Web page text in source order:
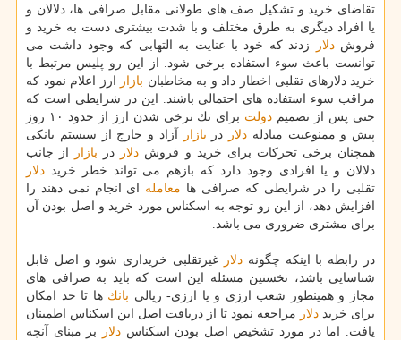
تقاضای خرید و تشكیل صف های طولانی مقابل صرافی ها، دلالان و
یا افراد دیگری به طرق مختلف و با شدت بیشتری دست به خرید و
فروشدلار
زدند كه خود با عنایت به التهابی كه وجود داشت می
توانست باعث سوء استفاده برخی شود. از این رو پلیس مرتبط با
خرید دلارهای تقلبی اخطار داد و به مخاطبان بازار
ارز اعلام نمود كه
مراقب سوء استفاده های احتمالی باشند. این در شرایطی است كه
حتی پس از تصمیم دولت
برای تك نرخی شدن ارز از حدود ۱۰ روز
پیش و ممنوعیت مبادله دلار در بازار
آزاد و خارج از سیستم بانكی
همچنان برخی تحركات برای خرید و فروش دلار در بازار
از جانب
دلالان و یا افرادی وجود دارد كه بازهم می تواند خطر خرید دلار
تقلبی را در شرایطی كه صرافی ها معامله ای انجام نمی دهند را
افزایش دهد، از این رو توجه به اسكناس مورد خرید و اصل بودن آن
برای مشتری ضروری می باشد.
در رابطه با اینكه چگونهدلار
غیرتقلبی خریداری شود و اصل قابل
شناسایی باشد، نخستین مسئله این است كه باید به صرافی های
مجاز و همینطور شعب ارزی و یا ارزی- ریالی بانك ها تا حد امكان
برای خرید دلار مراجعه نمود تا از دریافت اصل این اسكناس اطمینان
یافت. اما در مورد تشخیص اصل بودن اسكناسدلار
بر مبنای آنچه